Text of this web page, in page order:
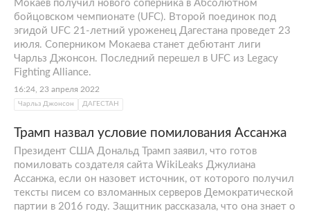
Мокаев получил нового соперника в Абсолютном
бойцовском чемпионате (UFC). Второй поединок под
эгидой UFC 21-летний уроженец Дагестана проведет 23
июля. Соперником Мокаева станет дебютант лиги
Чарльз Джонсон. Последний перешел в UFC из Legacy
Fighting Alliance.
16:24, 23 апреля 2022
Чарльз Джонсон ДАГЕСТАН
Трамп назвал условие помилования Ассанжа
Президент США Дональд Трамп заявил, что готов
помиловать создателя сайта WikiLeaks Джулиана
Ассанжа, если он назовет источник, от которого получил
тексты писем со взломанных серверов Демократической
партии в 2016 году. Защитник рассказала, что она знает о